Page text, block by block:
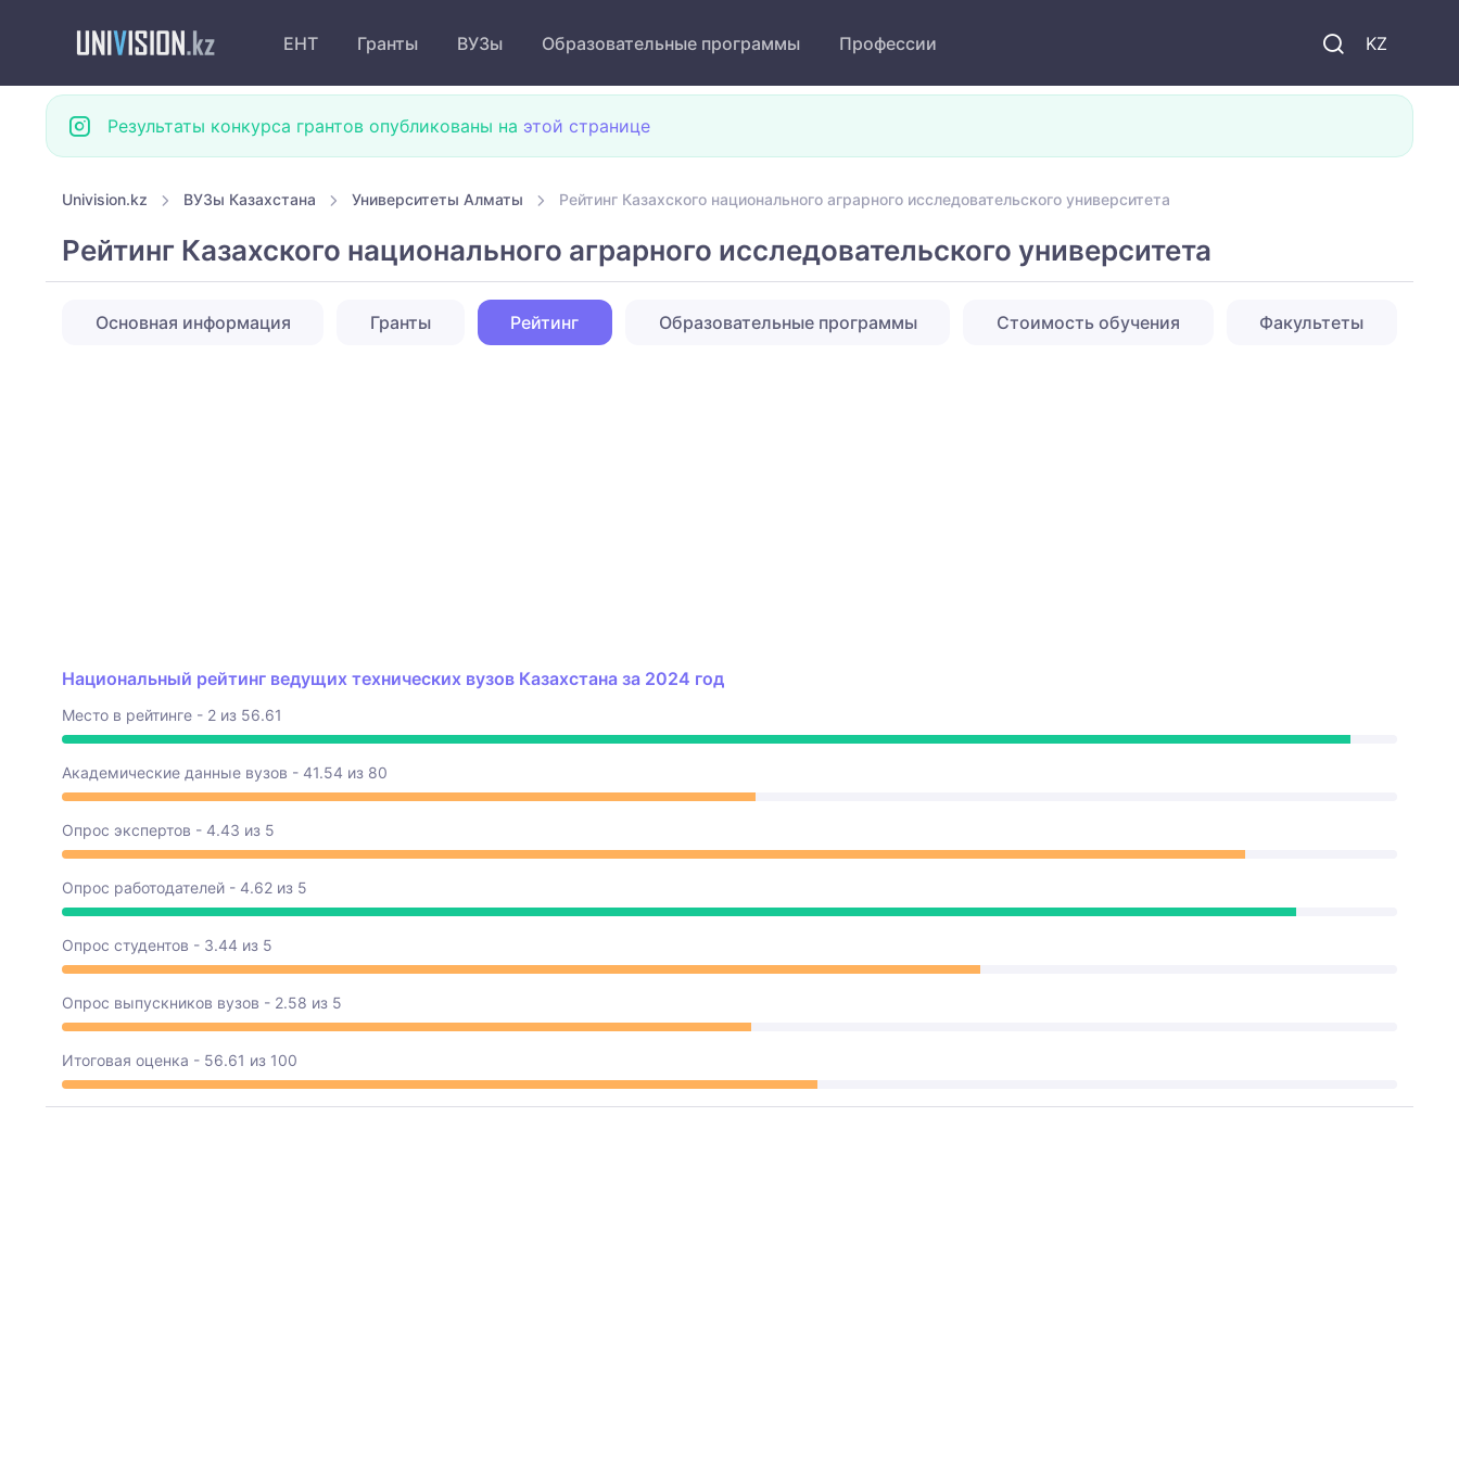
KZ
ЕНТ Гранты ВУЗы Образовательные программы Профессии
Результаты конкурса грантов опубликованы на этой странице
Univision.kz ВУЗы Казахстана Университеты Алматы Рейтинг Казахского национального аграрного исследовательского университета
Рейтинг Казахского национального аграрного исследовательского университета
Основная информация Гранты Рейтинг Образовательные программы Стоимость обучения Факультеты
Национальный рейтинг ведущих технических вузов Казахстана за 2024 год
Место в рейтинге - 2 из 56.61
Академические данные вузов - 41.54 из 80
Опрос экспертов - 4.43 из 5
Опрос работодателей - 4.62 из 5
Опрос студентов - 3.44 из 5
Опрос выпускников вузов - 2.58 из 5
Итоговая оценка - 56.61 из 100